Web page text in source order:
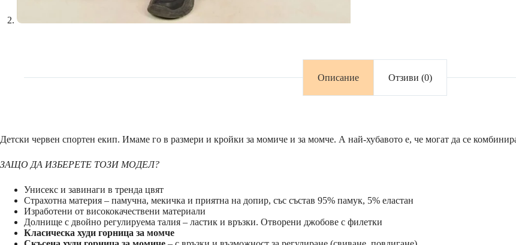
Описание Отзиви (0)
Детски червен спортен екип. Имаме го в размери и кройки за момиче и за момче. А най-хубавото е, че могат да се
ЗАЩО ДА ИЗБЕРЕТЕ ТОЗИ МОДЕЛ?
Унисекс и завинаги в тренда цвят
Страхотна материя – памучна, мекичка и приятна на допир, със състав 95% памук, 5% еластан
Изработени от висококачествени материали
Долнище с двойно регулируема талия – ластик и връзки. Отворени джобове с филетки
Класическа худи горница за момче